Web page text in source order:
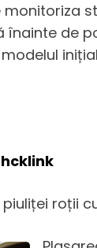
de
roții